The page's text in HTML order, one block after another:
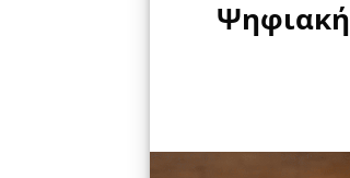
Ψηφιακή